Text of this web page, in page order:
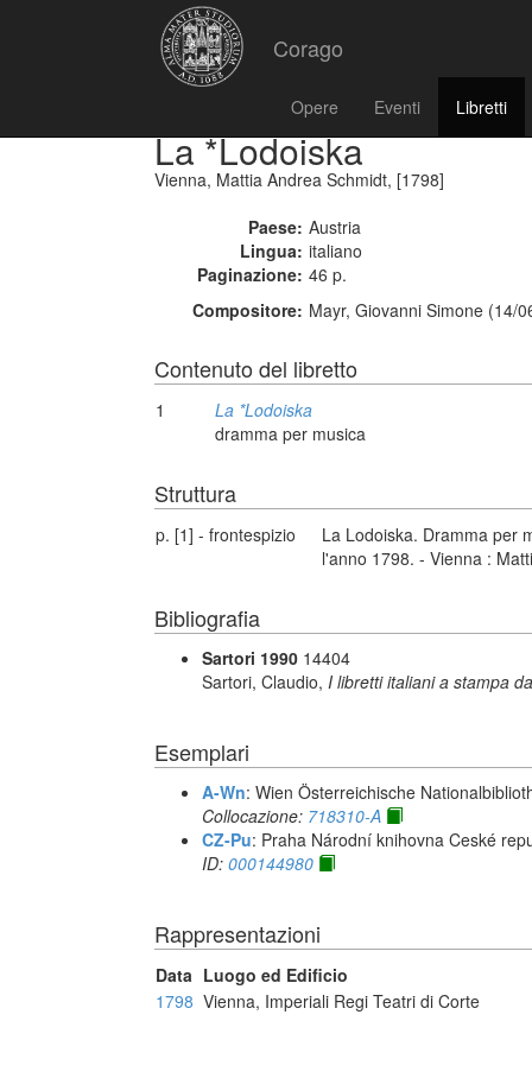
Corago
Opere Eventi Libretti
La *Lodoiska
Vienna, Mattia Andrea Schmidt, [1798]
Paese: Austria
Lingua: italiano
Paginazione: 46 p.
Compositore: Mayr, Giovanni Simone (14/
Contenuto del libretto
1
La *Lodoiska
dramma per musica
Struttura
p. [1] - frontespizio
La Lodoiska. Dramma per
l'anno 1798. - Vienna :
Bibliografia
Sartori 1990 14404
Sartori, Claudio, I libretti italiani a stampa
Esemplari
A-Wn: Wien Österreichische
Collocazione: 718310-A
CZ-Pu: Praha Národní knihovna Ceské
ID: 000144980
Rappresentazioni
Data Luogo ed Edificio
1798 Vienna, Imperiali Regi Teatri di Corte